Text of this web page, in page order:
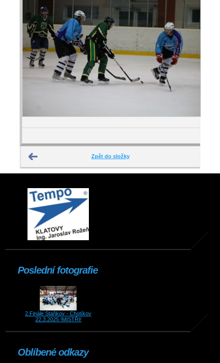
Zpět do složky
Poslední fotografie
2.Finále Staňkov - Chotíkov
22.3.2025 !MISTŘI!
Oblíbené odkazy